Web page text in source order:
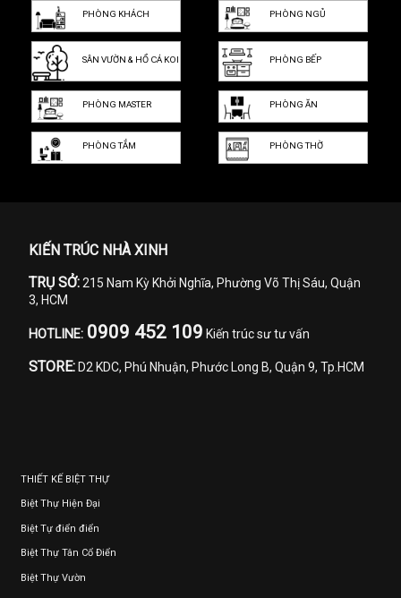
PHÒNG KHÁCH PHÒNG NGỦ
SÂN VƯỜN & HỒ CÁ KOI PHÒNG BẾP
PHÒNG MASTER PHÒNG ĂN
PHÒNG TẮM PHÒNG THỜ
KIẾN TRÚC NHÀ XINH
TRỤ SỞ: 215 Nam Kỳ Khởi Nghĩa, Phường Võ Thị Sáu, Quận
3, HCM
HOTLINE: 0909 452 109 Kiến trúc sư tư vấn
STORE: D2 KDC, Phú Nhuận, Phước Long B, Quận 9, Tp.HCM
THIẾT KẾ BIỆT THỰ
Biệt Thự Hiện Đại
Biệt Tự điển điển
Biệt Thự Tân Cổ Điển
Biệt Thự Vườn